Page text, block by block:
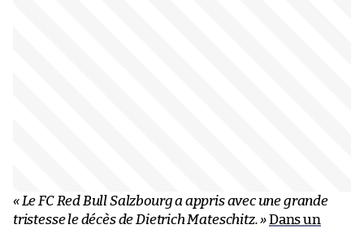
« Le FC Red Bull Salzbourg a appris avec une grande
tristesse le décès de Dietrich Mateschitz. »Dans un